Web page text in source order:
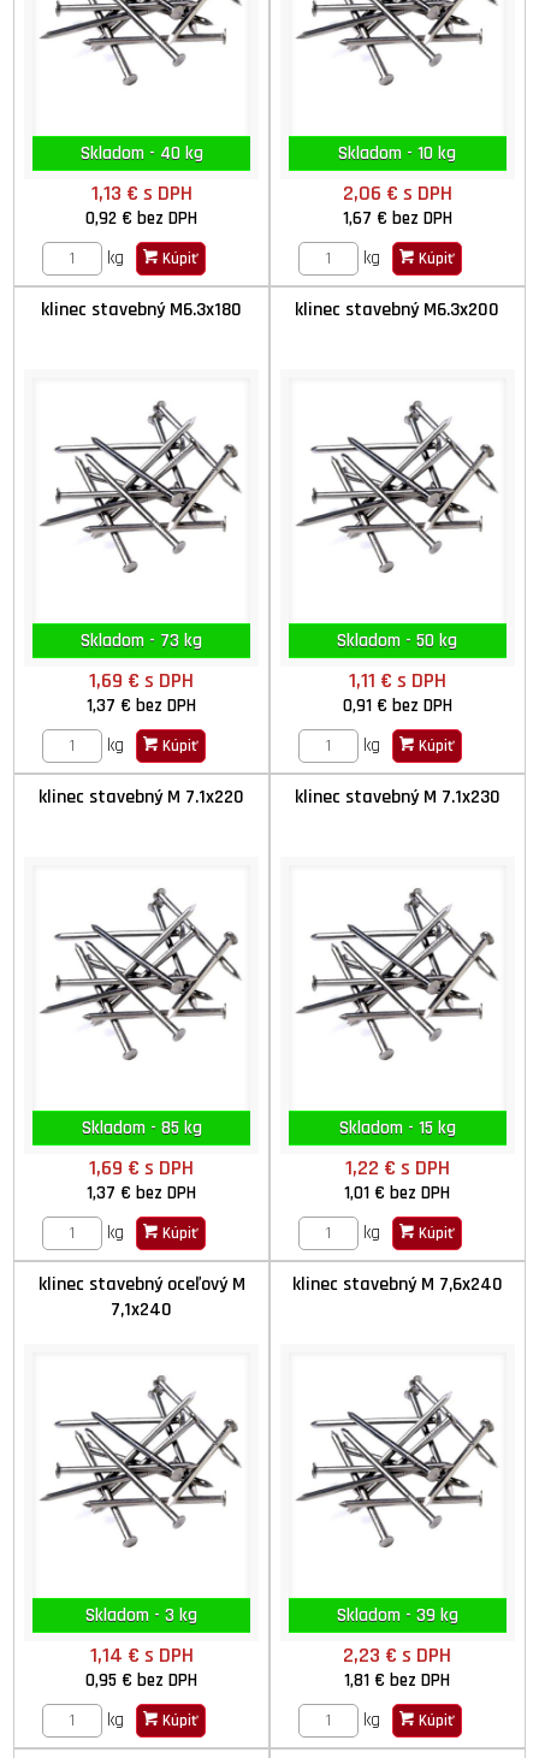
Skladom - 40 kg
1,13 € s DPH
0,92 €bez DPH
kg
Kúpiť
Skladom - 10 kg
2,06 € s DPH
1,67 € bez DPH
kg
Kúpiť
klinec stavebný M6.3x180
Skladom - 73 kg
1,69 €s DPH
1,37 €bez DPH
kg
Kúpiť
klinec stavebný M6.3x200
Skladom - 50 kg
1,11 € s DPH
0,91 € bez DPH
kg
Kúpiť
klinec stavebný M 7.1x220
Skladom - 85 kg
1,69 €s DPH
1,37 €bez DPH
kg
Kúpiť
klinec stavebný M 7.1x230
Skladom - 15 kg
1,22 € s DPH
1,01 €bez DPH
kg
Kúpiť
klinec stavebný oceľový M
7,1x240
Skladom - 3 kg
1,14 € s DPH
0,95 €bez DPH
kg
Kúpiť
klinec stavebný M 7,6x240
Skladom - 39 kg
2,23 €s DPH
1,81 €bez DPH
kg
Kúpiť